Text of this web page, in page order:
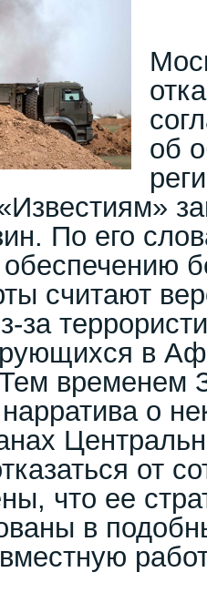
об
По его
обеспечению
считают
за
в
временем
о
от
что ее
в